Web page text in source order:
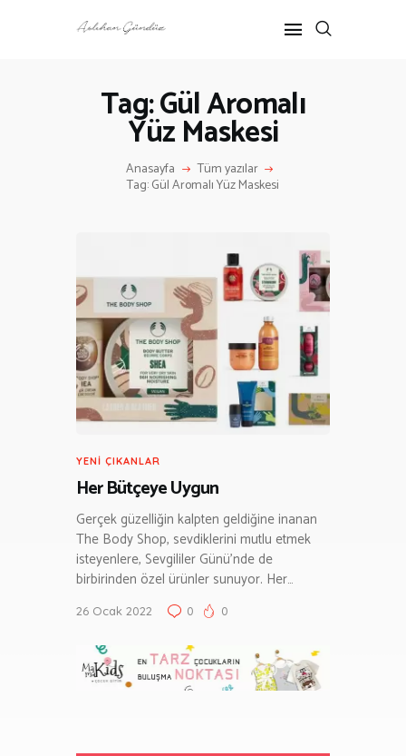
Tag: Gül Aromalı
Yüz Maskesi
Anasayfa Tüm yazılar
Tag: Gül Aromalı Yüz Maskesi
ANASAYFA
ANNE-ÇOCUK
YENI ÇIKANLAR
Her Bütçeye Uygun
Gerçek güzelliğin kalpten geldiğine inanan
The Body Shop, sevdiklerini mutlu etmek
isteyenlere, Sevgililer Günü’nde de
birbirinden özel ürünler sunuyor. Her…
26 Ocak 2022 0 0